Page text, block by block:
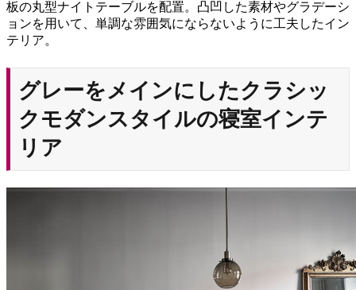
板の丸型ナイトテーブルを配置。凸凹した素材やグラデーシ
ョンを用いて、単調な雰囲気にならないように工夫したイン
テリア。
グレーをメインにしたクラシッ
クモダンスタイルの寝室インテ
リア